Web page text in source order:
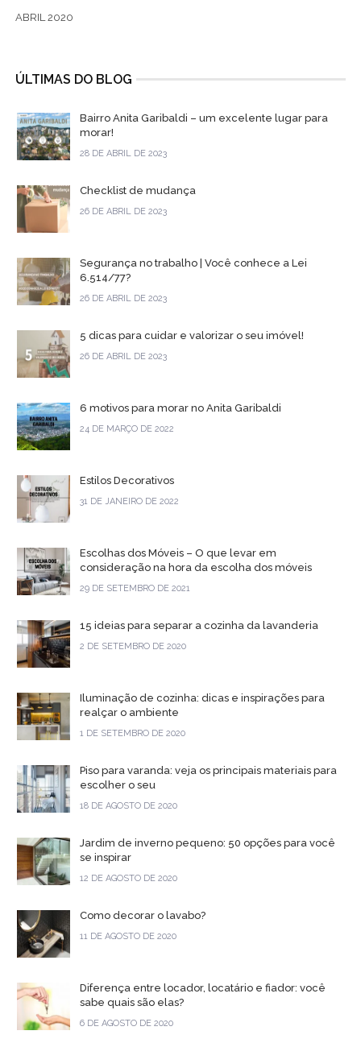
ABRIL 2020
ÚLTIMAS DO BLOG
Bairro Anita Garibaldi – um excelente lugar para
morar!
28 DE ABRIL DE 2023
Checklist de mudança
26 DE ABRIL DE 2023
Segurança no trabalho | Você conhece a Lei
6.514/77?
26 DE ABRIL DE 2023
5 dicas para cuidar e valorizar o seu imóvel!
26 DE ABRIL DE 2023
6 motivos para morar no Anita Garibaldi
24 DE MARÇO DE 2022
Estilos Decorativos
31 DE JANEIRO DE 2022
Escolhas dos Móveis – O que levar em
consideração na hora da escolha dos móveis
29 DE SETEMBRO DE 2021
15 ideias para separar a cozinha da lavanderia
2 DE SETEMBRO DE 2020
Iluminação de cozinha: dicas e inspirações para
realçar o ambiente
1 DE SETEMBRO DE 2020
Piso para varanda: veja os principais materiais para
escolher o seu
18 DE AGOSTO DE 2020
Jardim de inverno pequeno: 50 opções para você
se inspirar
12 DE AGOSTO DE 2020
Como decorar o lavabo?
11 DE AGOSTO DE 2020
Diferença entre locador, locatário e fiador: você
sabe quais são elas?
6 DE AGOSTO DE 2020